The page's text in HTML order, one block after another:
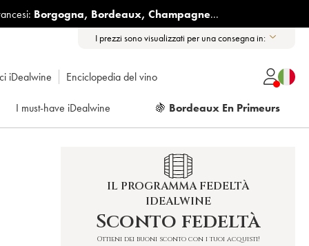
Borgogna, Bordeaux, Champagne...
I prezzi sono visualizzati per una consegna in:
iDealwine Enciclopedia del vino
I must-have iDealwine 🍇 Bordeaux En Primeurs
IL PROGRAMMA FEDELTÀ
IDEALWINE
Sconto fedeltà
Ottieni dei buoni sconto con i tuoi acquisti!